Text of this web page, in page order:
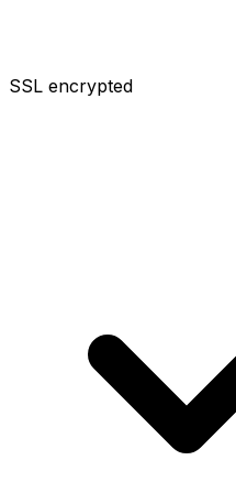
SSL encrypted